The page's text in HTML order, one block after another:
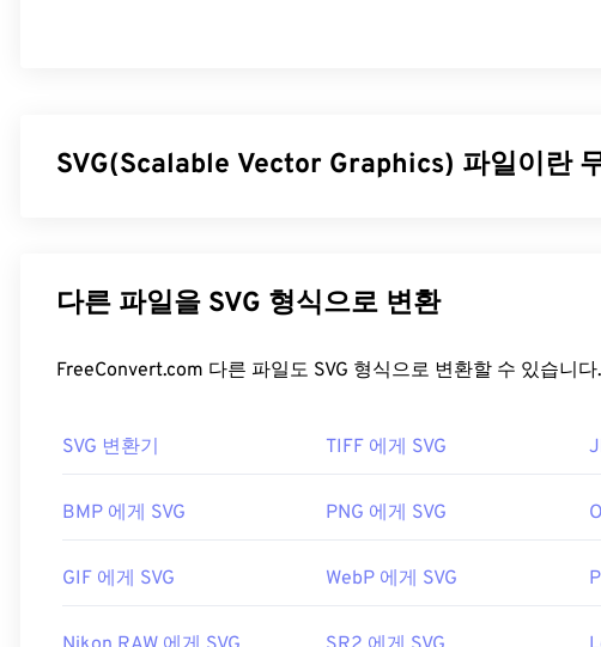
SVG(Scalable Vector Graphics) 파일이란
을 지원합니다. SVG 파일의 주요 장점은 이름에서 알 수 있듯이
미지 품질 저하 없이 크기를 조정할 수 있습니다. 또한 SVG는 이
다.
SVG 파일을 어떻게 여나요?
또한 SVG는 XML 파일이므로
Windows 메모장이나 macOS용
다른 파일을 SVG 형식으로 변환
FreeConvert.com 다른 파일도 SVG 형식으로 변환할 수 있습니다.
SVG 변환기 TIFF 에게 SVG
BMP 에게 SVG PNG 에게 SVG
GIF 에게 SVG WebP 에게 SVG